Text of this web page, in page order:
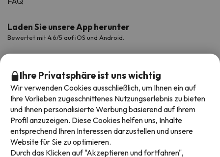
Laden Sie unsere App herunter
Bewertet mit 4.6/5 auf iOS und Android.
Verfügbare Zahlungsarten
Ihre Privatsphäre ist uns wichtig
Wir verwenden Cookies ausschließlich, um Ihnen ein auf
Ihre Vorlieben zugeschnittenes Nutzungserlebnis zu bieten
und Ihnen personalisierte Werbung basierend auf Ihrem
Profil anzuzeigen. Diese Cookies helfen uns, Inhalte
entsprechend Ihren Interessen darzustellen und unsere
Website für Sie zu optimieren.
Durch das Klicken auf "Akzeptieren und fortfahren",